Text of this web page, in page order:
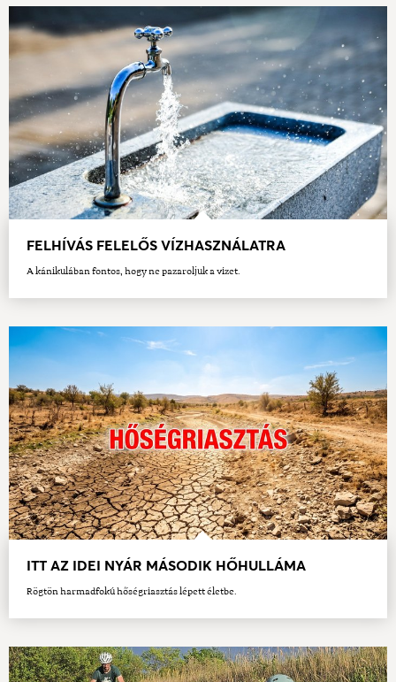
FELHÍVÁS FELELŐS VÍZHASZNÁLATRA
A kánikulában fontos, hogy ne pazaroljuk a vizet.
ITT AZ IDEI NYÁR MÁSODIK HŐHULLÁMA
Rögtön harmadfokú hőségriasztás lépett életbe.